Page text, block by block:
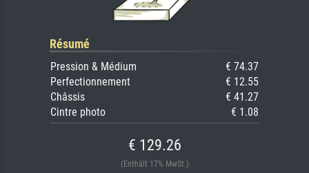
Résumé
Pression & Médium
€ 74.37
Perfectionnement
€ 12.55
Châssis
€ 41.27
Cintre photo
€ 1.08
€ 129.26
(Enthält 17% MwSt.)